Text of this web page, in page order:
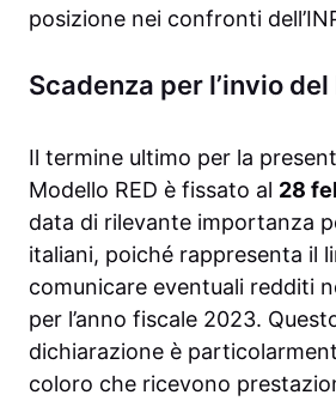
posizione nei confronti
Scadenza per l’invio del
Il termine ultimo per la
Modello RED è fissato al 28
data di rilevante importanza
italiani, poiché rappresenta il
comunicare eventuali redditi
per l’anno fiscale 2023.
dichiarazione è
coloro che ricevono